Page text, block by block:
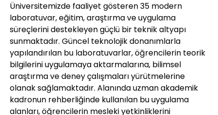
Üniversitemizde faaliyet gösteren 35 modern
laboratuvar, eğitim, araştırma ve uygulama
süreçlerini destekleyen güçlü bir teknik altyapı
sunmaktadır. Güncel teknolojik donanımlarla
yapılandırılan bu laboratuvarlar, öğrencilerin teorik
bilgilerini uygulamaya aktarmalarına, bilimsel
araştırma ve deney çalışmaları yürütmelerine
olanak sağlamaktadır. Alanında uzman akademik
kadronun rehberliğinde kullanılan bu uygulama
alanları, öğrencilerin mesleki yetkinliklerini